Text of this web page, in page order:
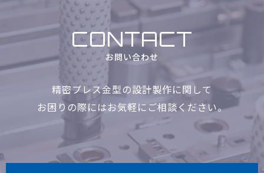
CONTACT
お問い合わせ
精密プレス金型の設計製作に関して
お困りの際にはお気軽に ご相談ください。